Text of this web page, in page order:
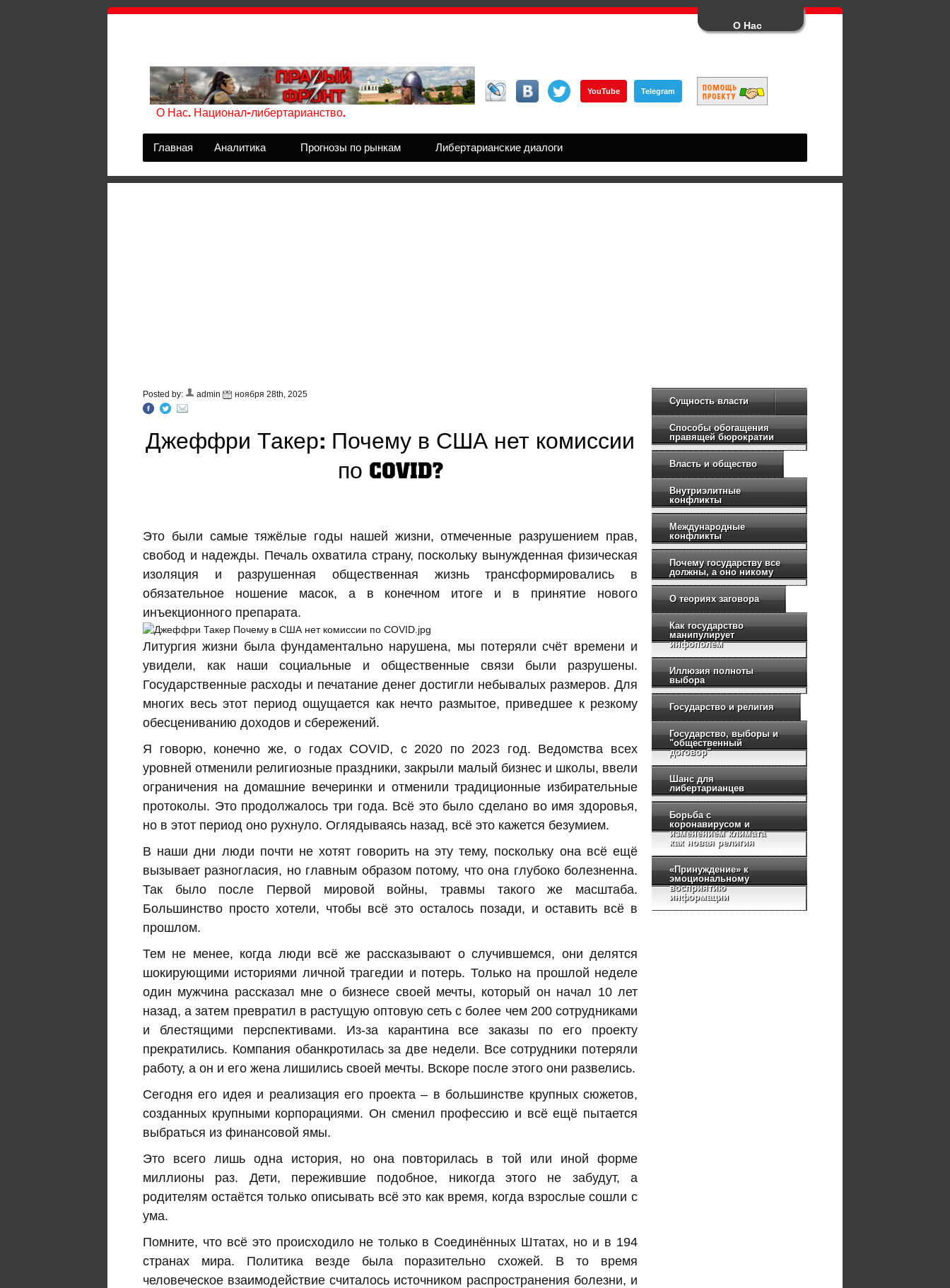
О Нас
О Нас. Национал-либертарианство.
YouTube Telegram
Главная Аналитика Прогнозы по рынкам Либертарианские диалоги
Posted by: admin ноября 28th, 2025
Джеффри Такер: Почему в США нет комиссии
по COVID?
Это были самые тяжёлые годы нашей жизни, отмеченные разрушением прав,
свобод и надежды. Печаль охватила страну, поскольку вынужденная физическая
изоляция и разрушенная общественная жизнь трансформировались в
обязательное ношение масок, а в конечном итоге и в принятие нового
инъекционного препарата.
Литургия жизни была фундаментально нарушена, мы потеряли счёт времени и
увидели, как наши социальные и общественные связи были разрушены.
Государственные расходы и печатание денег достигли небывалых размеров. Для
многих весь этот период ощущается как нечто размытое, приведшее к резкому
обесцениванию доходов и сбережений.
Я говорю, конечно же, о годах COVID, с 2020 по 2023 год. Ведомства всех
уровней отменили религиозные праздники, закрыли малый бизнес и школы, ввели
ограничения на домашние вечеринки и отменили традиционные избирательные
протоколы. Это продолжалось три года. Всё это было сделано во имя здоровья,
но в этот период оно рухнуло. Оглядываясь назад, всё это кажется безумием.
В наши дни люди почти не хотят говорить на эту тему, поскольку она всё ещё
вызывает разногласия, но главным образом потому, что она глубоко болезненна.
Так было после Первой мировой войны, травмы такого же масштаба.
Большинство просто хотели, чтобы всё это осталось позади, и оставить всё в
прошлом.
Тем не менее, когда люди всё же рассказывают о случившемся, они делятся
шокирующими историями личной трагедии и потерь. Только на прошлой неделе
один мужчина рассказал мне о бизнесе своей мечты, который он начал 10 лет
назад, а затем превратил в растущую оптовую сеть с более чем 200 сотрудниками
и блестящими перспективами. Из-за карантина все заказы по его проекту
прекратились. Компания обанкротилась за две недели. Все сотрудники потеряли
работу, а он и его жена лишились своей мечты. Вскоре после этого они развелись.
Сегодня его идея и реализация его проекта – в большинстве крупных сюжетов,
созданных крупными корпорациями. Он сменил профессию и всё ещё пытается
выбраться из финансовой ямы.
Это всего лишь одна история, но она повторилась в той или иной форме
миллионы раз. Дети, пережившие подобное, никогда этого не забудут, а
родителям остаётся только описывать всё это как время, когда взрослые сошли с
ума.
Помните, что всё это происходило не только в Соединённых Штатах, но и в 194
странах мира. Политика везде была поразительно схожей. В то время
человеческое взаимодействие считалось источником распространения болезни, и
Сущность власти
Способы обогащения
правящей бюрократии
Власть и общество
Внутриэлитные
конфликты
Международные
конфликты
Почему государству все
должны, а оно никому
О теориях заговора
Как государство
манипулирует
инфополем
Иллюзия полноты
выбора
Государство и религия
Государство, выборы и
"общественный
договор"
Шанс для
либертарианцев
Борьба с
коронавирусом и
изменением климата
как новая религия
«Принуждение» к
эмоциональному
восприятию
информации